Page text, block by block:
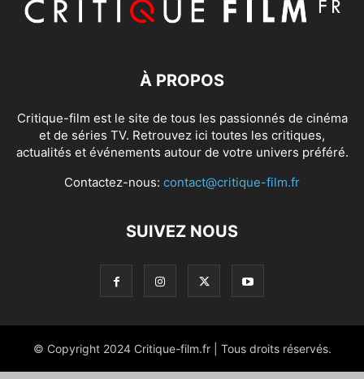
À PROPOS
Critique-film est le site de tous les passionnés de cinéma
et de séries TV. Retrouvez ici toutes les critiques,
actualités et événements autour de votre univers préféré.
Contactez-nous: contact@critique-film.fr
SUIVEZ NOUS
© Copyright 2024 Critique-film.fr | Tous droits réservés.